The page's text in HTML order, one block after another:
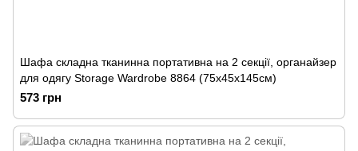
Шафа складна тканинна портативна на 2 секції, органайзер
для одягу Storage Wardrobe 8864 (75х45х145см)
573 грн